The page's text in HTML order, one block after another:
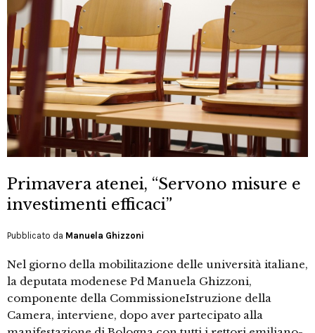
Primavera atenei, “Servono misure e
investimenti efficaci”
Pubblicato da Manuela Ghizzoni
Nel giorno della mobilitazione delle università italiane,
la deputata modenese Pd Manuela Ghizzoni,
componente della CommissioneIstruzione della
Camera, interviene, dopo aver partecipato alla